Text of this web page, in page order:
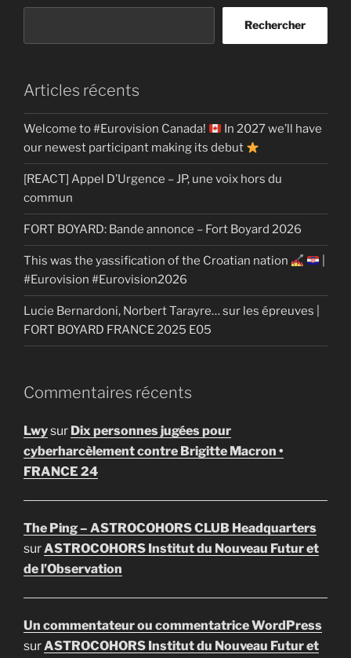
Rechercher
Articles récents
Welcome to #Eurovision Canada!
In 2027 we’ll have
our newest participant making its debut
[REACT] Appel D’Urgence – JP, une voix hors du
commun
FORT BOYARD: Bande annonce – Fort Boyard 2026
This was the yassification of the Croatian nation
#Eurovision #Eurovision2026
Lucie Bernardoni, Norbert Tarayre… sur les épreuves |
FORT BOYARD FRANCE 2025 E05
Commentaires récents
Lwysur Dix personnes jugées pour
cyberharcèlement contre Brigitte Macron •
FRANCE 24
The Ping – ASTROCOHORS CLUB Headquarters
surASTROCOHORS Institut du Nouveau Futur et
de l’Observation
Un commentateur ou commentatrice WordPress
surASTROCOHORS Institut du Nouveau Futur et